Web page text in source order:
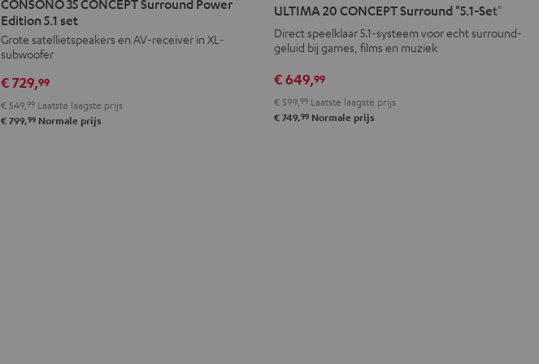
CONCEPT
Surround
Power
Edition
set
CONCEPT
Surround
Power
Edition
set
CONSONO 35 CONCEPT Surround Power
Edition 5.1 set
Grote satellietspeakers en AV-receiver in XL-
subwoofer
€ 729,99
€ 549, 99 Laatste laagste prijs
€ 799,99 Normale prijs
Surround
Set"
Zwart
Surround
Set"
Wit
ULTIMA 20 CONCEPT Surround "5.1-Set"
Direct speelklaar 5.1-systeem voor echt surround-
geluid bij games, films en muziek
€ 649,99
€ 599, 99 Laatste laagste prijs
€ 749,99 Normale prijs